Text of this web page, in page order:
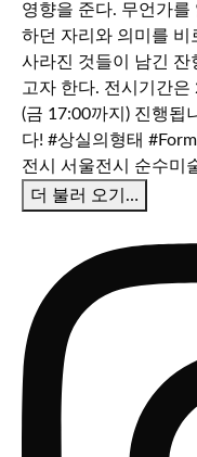
더 불러 오기…